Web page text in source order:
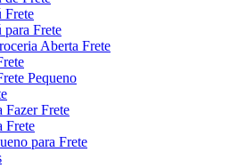
Frete
para Frete
Aberta Frete
Pequeno
Fazer Frete
Frete
para Frete